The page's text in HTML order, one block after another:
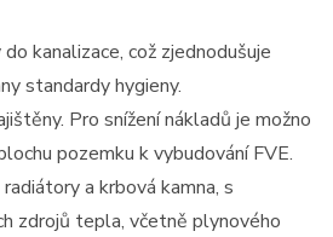
kanalizace, což zjednodušuje
standardy hygieny.
Pro snížení nákladů je možno
pozemku k vybudování FVE.
a krbová kamna, s
zdrojů tepla, včetně plynového